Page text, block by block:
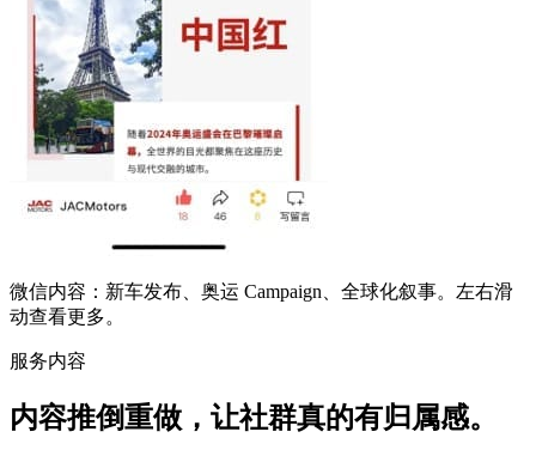
微信内容：新车发布、奥运 Campaign、全球化叙事。左右滑
动查看更多。
服务内容
内容推倒重做，让社群真的有归属感。